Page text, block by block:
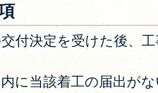
付決定を受けた後、
に当該着工の届出が